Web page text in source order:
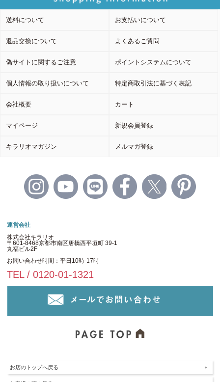
送料について お支払いについて
返品交換について よくあるご質問
偽サイトに関するご注意 ポイントシステムについて
個人情報の取り扱いについて 特定商取引法に基づく表記
会社概要 カート
マイページ 新規会員登録
キラリオマガジン メルマガ登録
運営会社
株式会社キラリオ
〒601-8468京都市南区唐橋西平垣町 39-1
丸福ビル2F
お問い合わせ時間：平日10時-17時
TEL / 0120-01-1321
お店のトップへ戻る